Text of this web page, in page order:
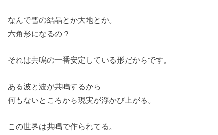
なんで雪の結晶とか大地とか。
六角形になるの？
それは共鳴の一番安定している形だからです。
ある波と波が共鳴するから
何もないところから現実が浮かび上がる。
この世界は共鳴で作られてる。